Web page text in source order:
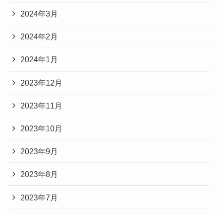
2024年3月
2024年2月
2024年1月
2023年12月
2023年11月
2023年10月
2023年9月
2023年8月
2023年7月